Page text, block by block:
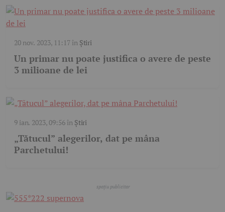
20 nov. 2023, 11:17în Știri
Un primar nu poate justifica o avere de peste
3 milioane de lei
9 ian. 2023, 09:56în Știri
„Tătucul” alegerilor, dat pe mâna
Parchetului!